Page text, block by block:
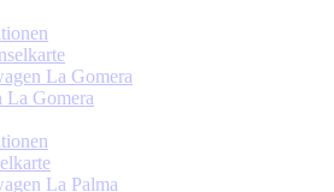
La Gomera
La Gomera
La Palma